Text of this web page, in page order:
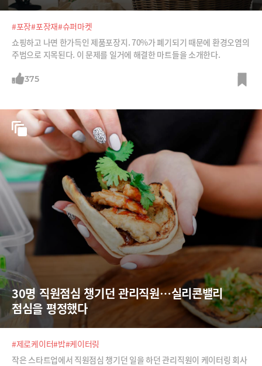
#포장#포장재#슈퍼마켓
쇼핑하고 나면 한가득인 제품포장지. 70%가 폐기되기 때문에 환경오염의
주범으로 지목된다. 이 문제를 일거에 해결한 마트들을 소개한다.
375
30명 직원점심 챙기던 관리직원…실리콘밸리
점심을 평정했다
#제로케이터#밥#케이터링
작은 스타트업에서 직원점심 챙기던 일을 하던 관리직원이 케이터링 회사